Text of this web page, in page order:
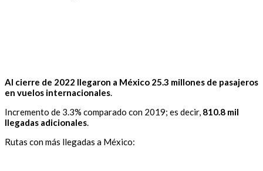
Al cierre de 2022 llegaron a México 25.3 millones de pasajeros
en vuelos internacionales.
Incremento de 3.3% comparado con 2019; es decir, 810.8 mil
llegadas adicionales.
Rutas con más llegadas a México: